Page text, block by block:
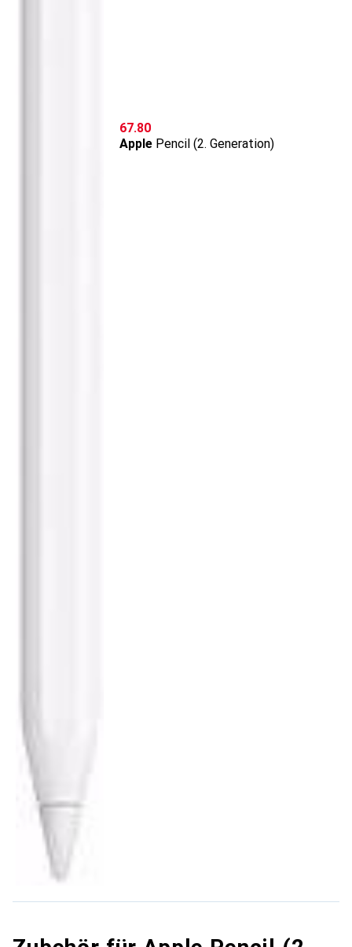
CHF
67.80
Apple Pencil (2. Generation)